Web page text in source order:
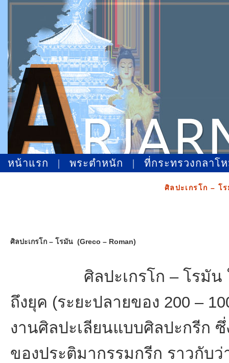
หน้าแรก | พระตำหนัก | ที่กระทรวงกลาโ
ศิลปะเกรโก – โ
ศิลปะเกรโก – โรมัน (Greco – Roman)
ศิลปะเกรโก – โรมัน ใน
ถึงยุค (ระยะปลายของ 200 –
งานศิลปะเลียนแบบศิลปะกรีก
ของประติมากรรมกรีก ราวกับ